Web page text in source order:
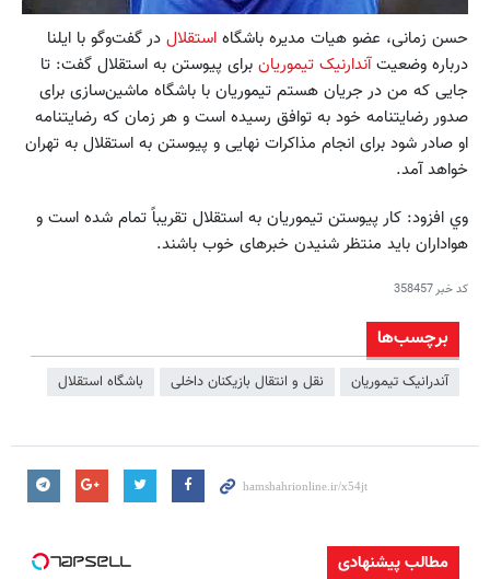
حسن زمانی، عضو هیات مدیره باشگاه استقلال در گفت‌وگو با ایلنا
درباره وضعیتآندارنیک تیموریان برای پیوستن به استقلال گفت: تا
جایی که من در جریان هستم تیموریان با باشگاه ماشین‌سازی برای
صدور رضایتنامه خود به توافق رسیده است و هر زمان که رضایتنامه
او صادر شود برای انجام مذاکرات نهایی و پیوستن به استقلال به تهران
خواهد آمد.
وي افزود: کار پیوستن تیموریان به استقلال تقریباً تمام شده است و
هواداران باید منتظر شنیدن خبرهای خوب باشند.
کد خبر358457
برچسب‌ها
آندرانیک‌ تیموریان نقل و انتقال بازیکنان داخلی باشگاه استقلال
مطالب پیشنهادی